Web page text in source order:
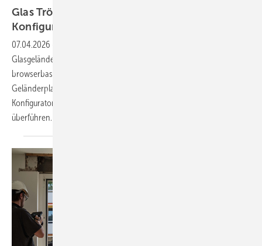
Glas Trösch: Geländer leichter mit Online-
Konfigurator
07.04.2026
Glasgeländersystem Swissrailing Light stellt Glas Trösch eine
browserbasierte Anwendung vor, die eine strukturierte und effiziente
Geländerplanung ermöglicht. Entwürfe lassen sich direkt im
Konfigurator erstellen und anpassen und in die weitere Bearbeitung
überführen.